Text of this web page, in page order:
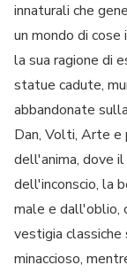
innaturali che
un mondo di
la sua ragione di
statue cadute,
abbandonate
Dan, Volti, Arte e
dell'anima, dove
dell'inconscio, la
male e dall'oblio,
vestigia
minaccioso,